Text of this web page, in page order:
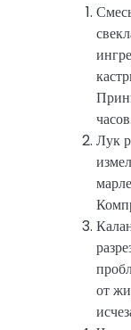
часов.
Лук
от